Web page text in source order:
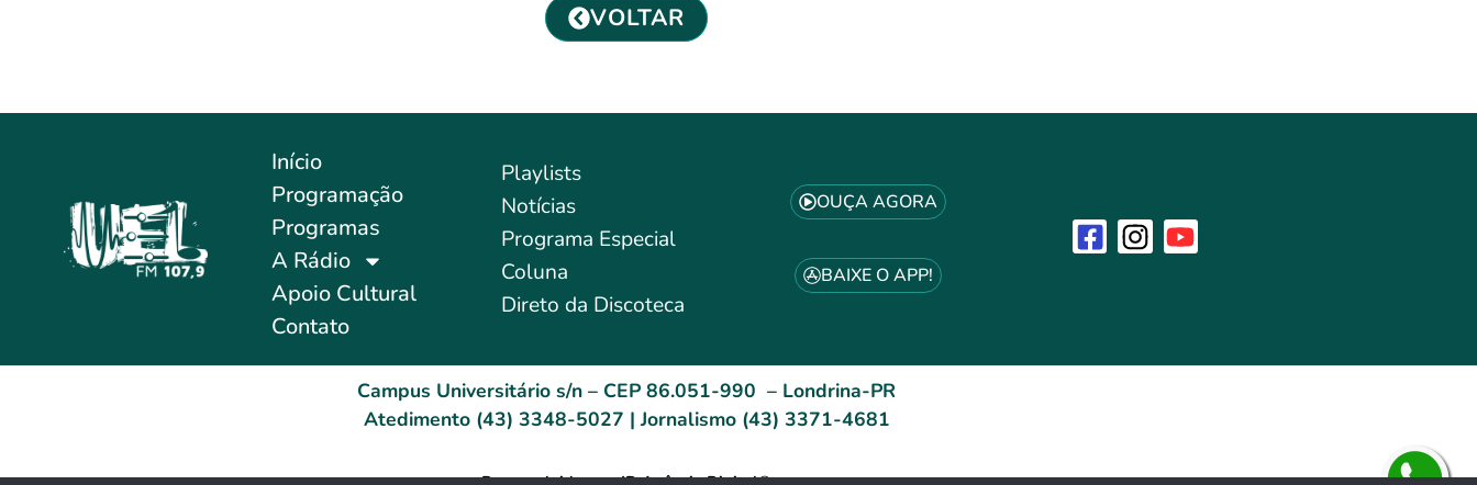
VOLTAR
Início
Programação
Programas
A Rádio
Apoio Cultural
Contato
Playlists
Notícias
Programa Especial
Coluna
Direto da Discoteca
OUÇA AGORA
BAIXE O APP!
Campus Universitário s/n – CEP 86.051-990 – Londrina-PR
Atedimento (43) 3348-5027 | Jornalismo (43) 3371-4681